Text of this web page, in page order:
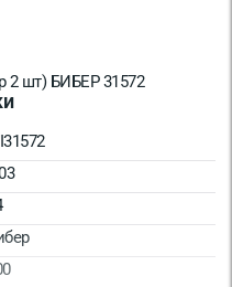
2 шт) БИБЕР 31572